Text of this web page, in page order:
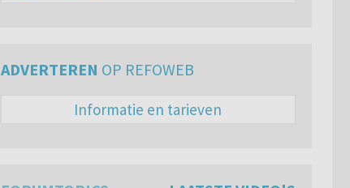
ADVERTEREN OP REFOWEB
Informatie en tarieven